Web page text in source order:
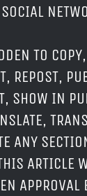
TO
REPOST,
SHOW IN
ANY
ARTICLE
APPROVAL